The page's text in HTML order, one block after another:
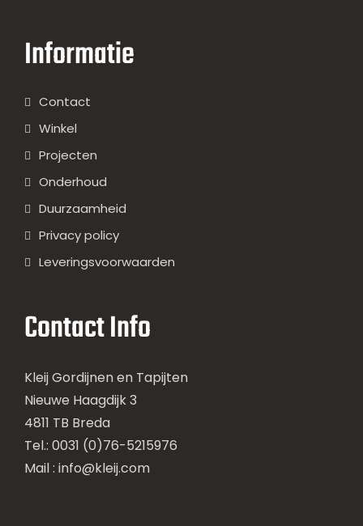
Informatie
Contact
Winkel
Projecten
Onderhoud
Duurzaamheid
Privacy policy
Leveringsvoorwaarden
Contact Info
Kleij Gordijnen en Tapijten
Nieuwe Haagdijk 3
4811 TB Breda
Tel.: 0031 (0)76-5215976
Mail : info@kleij.com